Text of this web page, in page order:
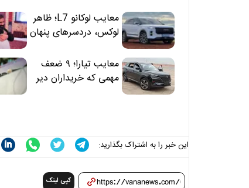
معایب لوکانو L7؛ ظاهر
لوکس، دردسرهای پنهان
معایب تیارا؛ ۹ ضعف
مهمی که خریداران دیر
این خبر را به اشتراک بگذارید:
کپی لینک